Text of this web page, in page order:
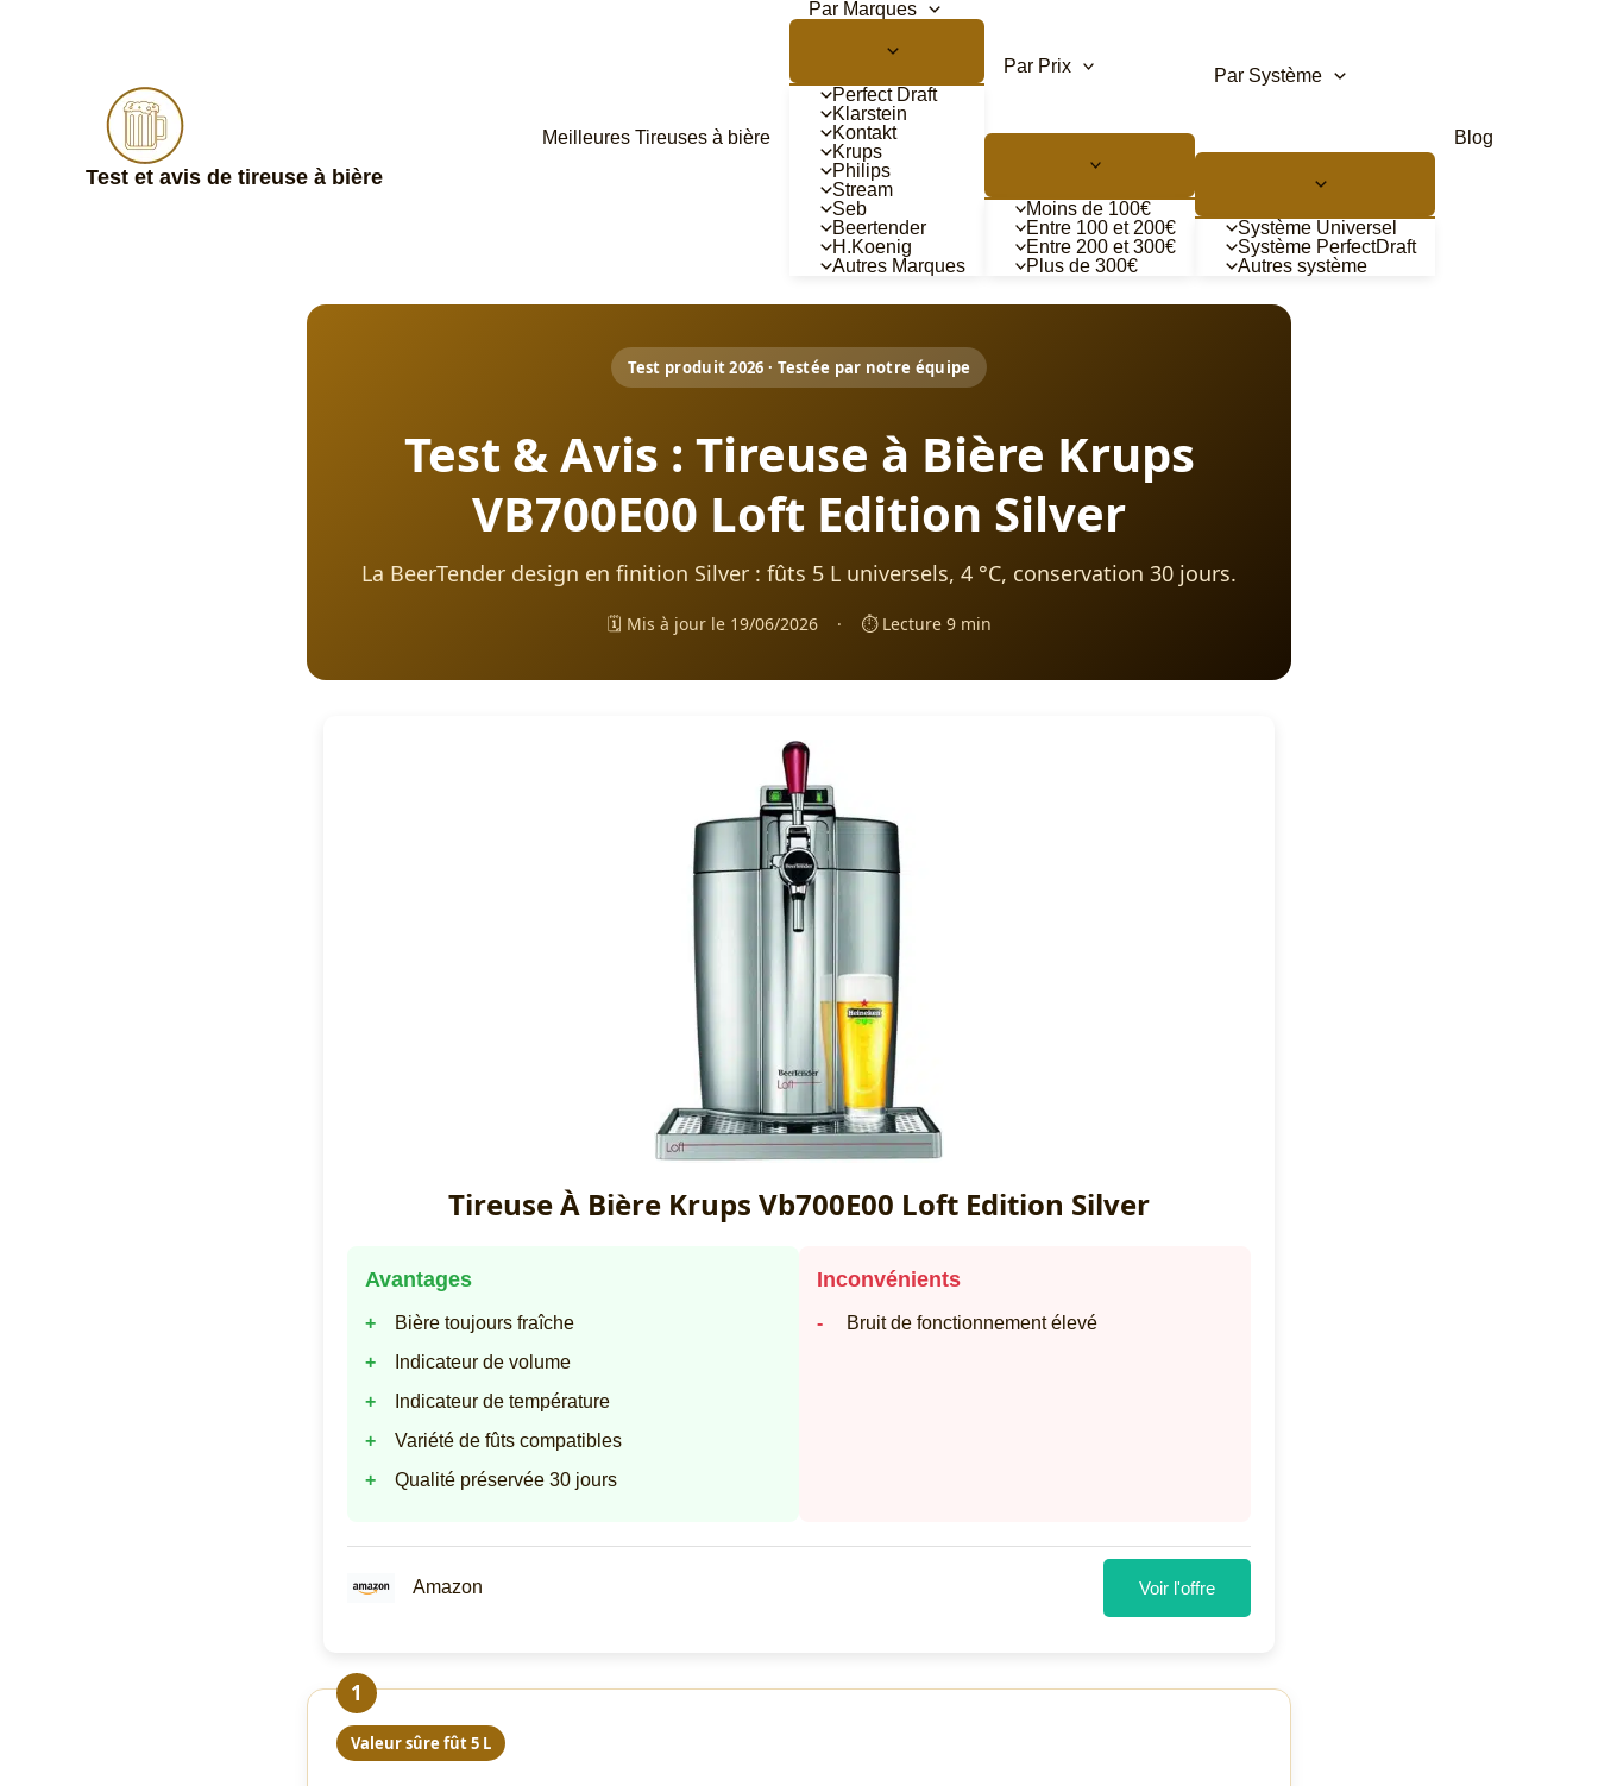
Test et avis de tireuse à bière
Meilleures Tireuses à bière
Par Marques
Perfect Draft
Klarstein
Kontakt
Krups
Philips
Stream
Seb
Beertender
H.Koenig
Autres Marques
Par Prix
Moins de 100€
Entre 100 et 200€
Entre 200 et 300€
Plus de 300€
Par Système
Système Universel
Système PerfectDraft
Autres système
Blog
Test produit 2026 · Testée par notre équipe
Test & Avis : Tireuse à Bière Krups
VB700E00 Loft Edition Silver
La BeerTender design en finition Silver : fûts 5 L universels, 4 °C, conservation 30 jours.
🗓️ Mis à jour le 19/06/2026 · ⏱️ Lecture 9 min
Tireuse À Bière Krups Vb700E00 Loft Edition Silver
Avantages
Bière toujours fraîche
Indicateur de volume
Indicateur de température
Variété de fûts compatibles
Qualité préservée 30 jours
Inconvénients
Bruit de fonctionnement élevé
Amazon Voir l'offre
1
Valeur sûre fût 5 L